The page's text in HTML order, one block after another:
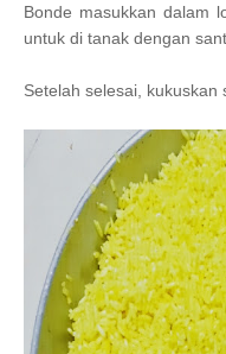
Bonde masukkan dalam
untuk di tanak dengan
Setelah selesai,